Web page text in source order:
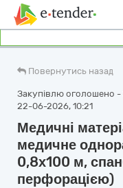
Повернутись назад
Закупівлю оголошено -
22-06-2026, 10:21
Медичні
медичне
0,8х100 м,
перфорацією)